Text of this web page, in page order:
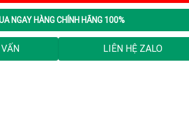
NGAY HÀNG CHÍNH HÃNG 100%
LIÊN HỆ ZALO